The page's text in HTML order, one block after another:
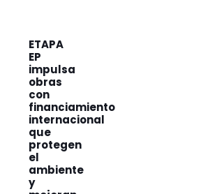
ETAPA
EP
impulsa
obras
con
financiamiento
internacional
que
protegen
el
ambiente
y